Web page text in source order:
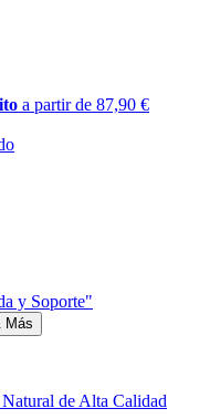
a partir de 87,90 €
y Soporte"
de Alta Calidad